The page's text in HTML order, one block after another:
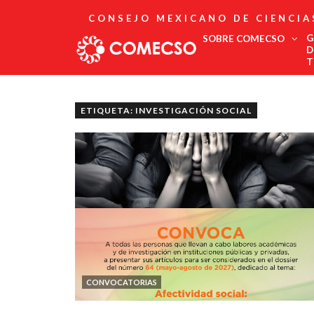
CONSEJO MEXICANO DE
SOBRE COMECSO
Asociados
Estatutos
Fundadores
Publicaciones
Comité Editorial
Boletín
ETIQUETA: INVESTIGACIÓN SOCIAL
CONVOCATORIAS